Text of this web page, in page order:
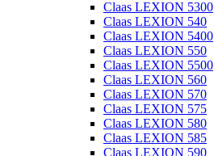
Claas LEXION 5300
Claas LEXION 540
Claas LEXION 5400
Claas LEXION 550
Claas LEXION 5500
Claas LEXION 560
Claas LEXION 570
Claas LEXION 575
Claas LEXION 580
Claas LEXION 585
Claas LEXION 590